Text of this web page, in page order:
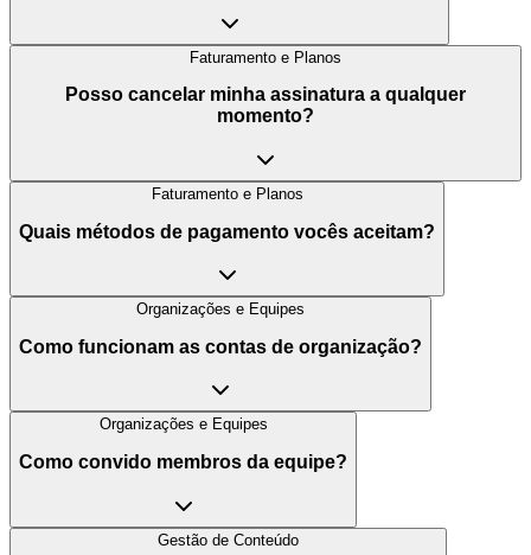
Faturamento e Planos
Posso cancelar minha assinatura a qualquer
momento?
Faturamento e Planos
Quais métodos de pagamento vocês aceitam?
Organizações e Equipes
Como funcionam as contas de organização?
Organizações e Equipes
Como convido membros da equipe?
Gestão de Conteúdo